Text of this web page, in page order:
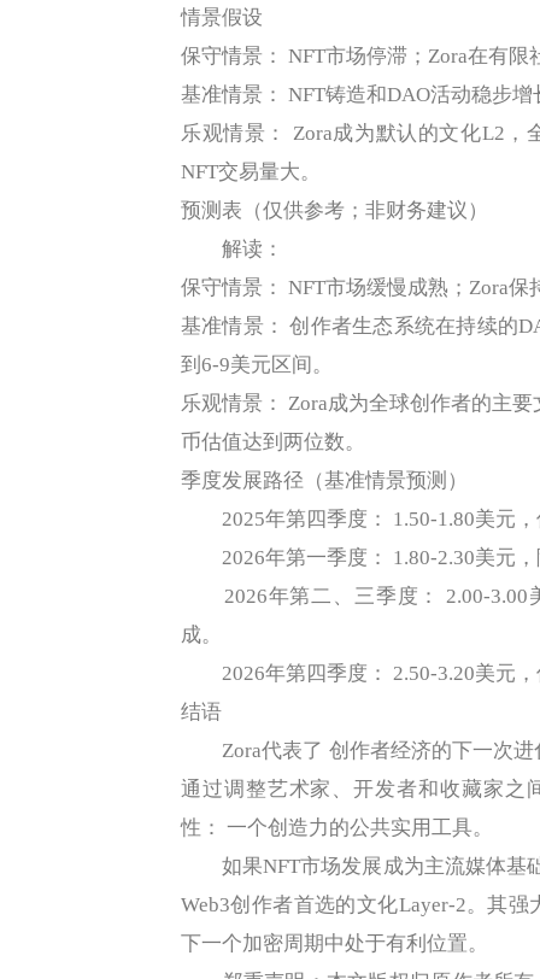
情景假设
保守情景： NFT市场停滞；Zora在有限
基准情景： NFT铸造和DAO活动稳步
乐观情景： Zora成为默认的文化L2
NFT交易量大。
预测表（仅供参考；非财务建议）
解读：
保守情景： NFT市场缓慢成熟；Zora
基准情景： 创作者生态系统在持续的
到6-9美元区间。
乐观情景： Zora成为全球创作者的主
币估值达到两位数。
季度发展路径（基准情景预测）
2025年第四季度： 1.50-1.80美元，
2026年第一季度： 1.80-2.30美元，
2026年第二、三季度： 2.00-3.00
成。
2026年第四季度： 2.50-3.20美元，
结语
Zora代表了 创作者经济的下一次进
通过调整艺术家、开发者和收藏家之
性： 一个创造力的公共实用工具。
如果NFT市场发展成为主流媒体基础
Web3创作者首选的文化Layer-2。其
下一个加密周期中处于有利位置。